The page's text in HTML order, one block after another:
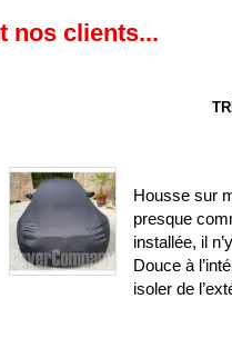
nos clients...
Housse sur
presque
installée, il
Douce à
isoler de